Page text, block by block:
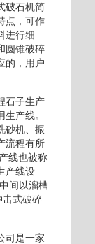
破石机简
点，可作
进行细
圆锥破碎
的，用户
石子生产
产线。
砂机、振
流程有所
线也被称
产线设
间以溜槽
击式破碎
司是一家